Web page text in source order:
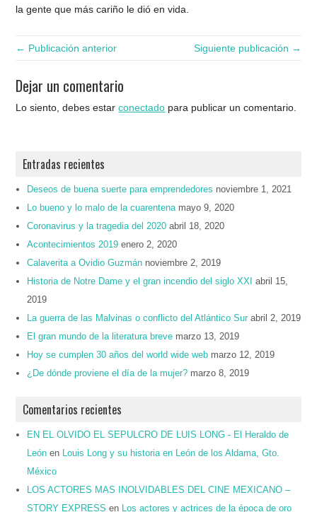
la gente que más cariño le dió en vida.
← Publicación anterior Siguiente publicación →
Dejar un comentario
Lo siento, debes estarconectado para publicar un comentario.
Entradas recientes
Deseos de buena suerte para emprendedores noviembre 1, 2021
Lo bueno y lo malo de la cuarentena mayo 9, 2020
Coronavirus y la tragedia del 2020 abril 18, 2020
Acontecimientos 2019 enero 2, 2020
Calaverita a Ovidio Guzmán noviembre 2, 2019
Historia de Notre Dame y el gran incendio del siglo XXI
abril 15,
2019
La guerra de las Malvinas o conflicto del Atlántico Sur abril 2, 2019
El gran mundo de la literatura breve marzo 13, 2019
Hoy se cumplen 30 años del world wide web marzo 12, 2019
¿De dónde proviene el día de la mujer? marzo 8, 2019
Comentarios recientes
EN EL OLVIDO EL SEPULCRO DE LUIS LONG - El Heraldo de
León en
Louis Long y su historia en León de los Aldama, Gto.
México
LOS ACTORES MAS INOLVIDABLES DEL CINE MEXICANO –
STORY EXPRESS en Los actores y actrices de la época de oro